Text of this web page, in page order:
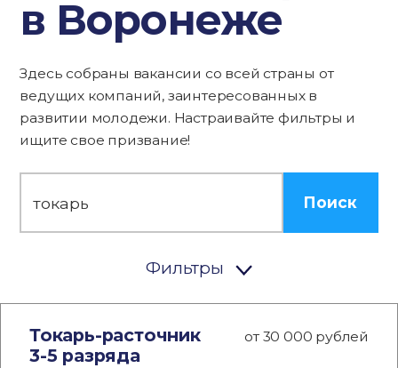
в Воронеже
Здесь собраны вакансии со всей страны от
ведущих компаний, заинтересованных в
развитии молодежи. Настраивайте фильтры и
ищите свое призвание!
Поиск
Фильтры
Токарь-расточник
3-5 разряда
от 30 000 рублей